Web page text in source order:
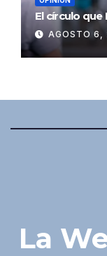
El círculo
AGOSTO 6,
La